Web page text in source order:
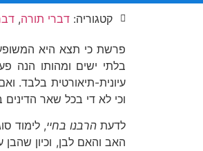
קטגוריה: דברי תורה,
פרשת כי תצא היא
בלתי ישים ומהותו הנה
עיונית-תיאורטית בלבד.
וכי לא די בכל שאר
לדעתהרבנו בחיי, לימוד
האב והאם לבן, וכיון